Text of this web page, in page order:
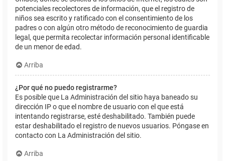
potenciales recolectores de información, que el registro de
niños sea escrito y ratificado con el consentimiento de los
padres o con algún otro método de reconocimiento de guardia
legal, que permita recolectar información personal identificable
de un menor de edad.
Arriba
¿Por qué no puedo registrarme?
Es posible que La Administración del sitio haya baneado su
dirección IP o que el nombre de usuario con el que está
intentando registrarse, esté deshabilitado. También puede
estar deshabilitado el registro de nuevos usuarios. Póngase en
contacto con La Administración del sitio.
Arriba